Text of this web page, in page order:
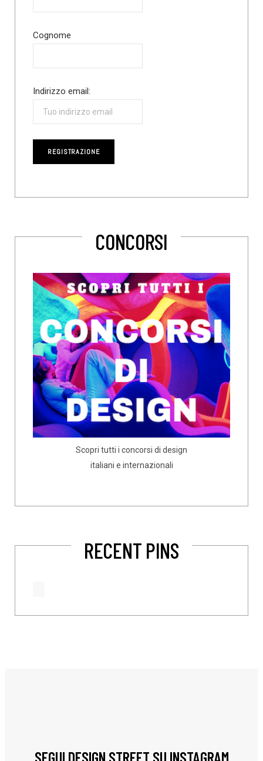
Cognome
Indirizzo email:
CONCORSI
Scopri tutti i concorsi di design
italiani e internazionali
RECENT PINS
SEGUI DESIGN STREET SU INSTAGRAM